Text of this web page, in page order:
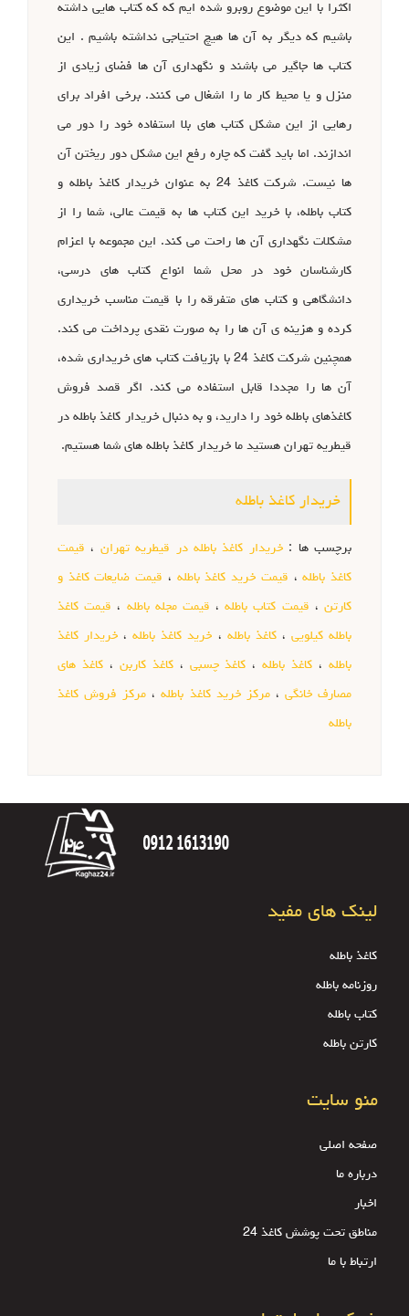
اکثرا با این موضوع روبرو شده ایم که که کتاب هایی داشته
باشیم که دیگر به آن ها هیچ احتیاجی نداشته باشیم . این
کتاب ها جاگیر می باشند و نگهداری آن ها فضای زیادی از
منزل و یا محیط کار ما را اشغال می کنند. برخی افراد برای
رهایی از این مشکل کتاب های بلا استفاده خود را دور می
اندازند. اما باید گفت که چاره رفع این مشکل دور ریختن آن
ها نیست. شرکت کاغذ 24 به عنوان خریدار کاغذ باطله و
کتاب باطله، با خرید این کتاب ها به قیمت عالی، شما را از
مشکلات نگهداری آن ها راحت می کند. این مجموعه با اعزام
کارشناسان خود در محل شما انواع کتاب های درسی،
دانشگاهی و کتاب های متفرقه را با قیمت مناسب خریداری
کرده و هزینه ی آن ها را به صورت نقدی پرداخت می کند.
همچنین شرکت کاغذ 24 با بازیافت کتاب های خریداری شده،
آن ها را مجددا قابل استفاده می کند. اگر قصد فروش
کاغذهای باطله خود را دارید، و به دنبال خریدار کاغذ باطله در
قیطریه تهران هستید ما خریدار کاغذ باطله های شما هستیم.
خریدار کاغذ باطله
برچسب ها :خریدار کاغذ باطله در قیطریه تهران ، قیمت
کاغذ باطله، قیمت خرید کاغذ باطله ، قیمت ضایعات کاغذ و
کارتن، قیمت کتاب باطله، قیمت مجله باطله ، قیمت کاغذ
باطله کیلویی ،کاغذ باطله ، خرید کاغذ باطله، خریدار کاغذ
باطله، کاغذ باطله، کاغذ چسبی ،کاغذ کاربن ،کاغذ های
مصارف خانگی ،مرکز خرید کاغذ باطله، مرکز فروش کاغذ
باطله
لینک های مفید
کاغذ باطله
روزنامه باطله
کتاب باطله
کارتن باطله
منو سایت
صفحه اصلی
درباره ما
اخبار
مناطق تحت پوشش کاغذ 24
ارتباط با ما